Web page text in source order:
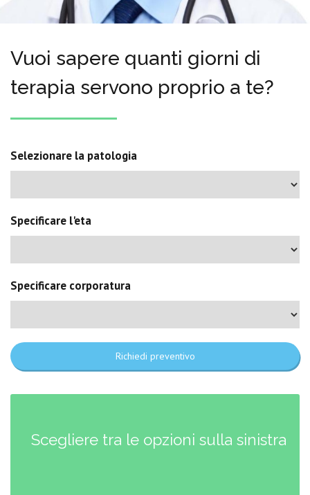
Vuoi sapere quanti giorni di
terapia servono proprio a te?
Selezionare la patologia
Specificare l'eta
Specificare corporatura
Richiedi preventivo
Scegliere tra le opzioni sulla sinistra